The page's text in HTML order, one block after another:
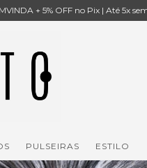
+ 5% OFF no Pix | Até 5x
PULSEIRAS ESTILO